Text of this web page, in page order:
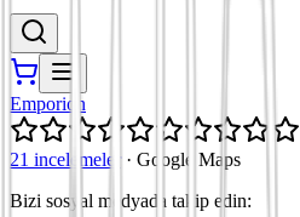
Emporion
21 incelemeler
· Google Maps
Bizi sosyal medyada takip edin: